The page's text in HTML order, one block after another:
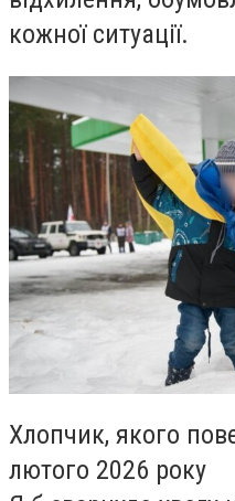
кожної ситуації.
Хлопчик, якого
лютого 2026 року